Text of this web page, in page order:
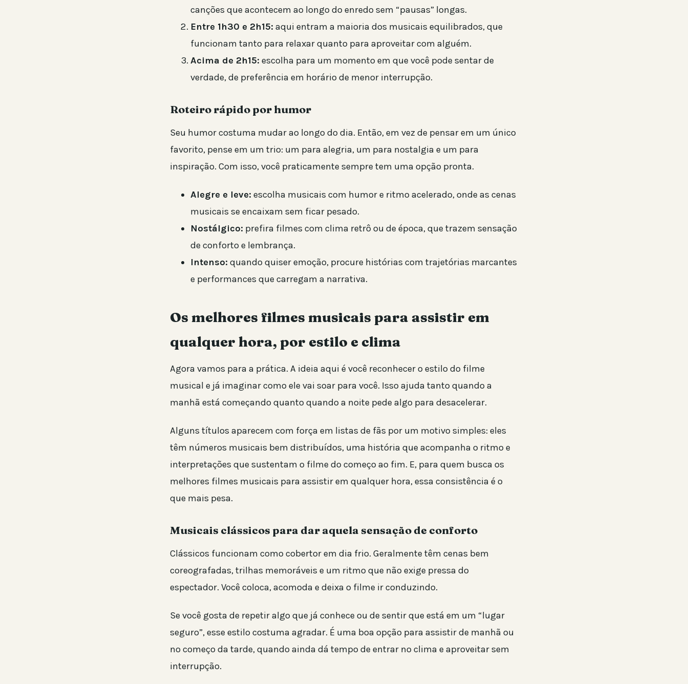
canções que acontecem ao longo do enredo sem “pausas” longas.
Entre 1h30 e 2h15: aqui entram a maioria dos musicais equilibrados, que
funcionam tanto para relaxar quanto para aproveitar com alguém.
Acima de 2h15: escolha para um momento em que você pode sentar de
verdade, de preferência em horário de menor interrupção.
Roteiro rápido por humor
Seu humor costuma mudar ao longo do dia. Então, em vez de pensar em um único
favorito, pense em um trio: um para alegria, um para nostalgia e um para
inspiração. Com isso, você praticamente sempre tem uma opção pronta.
Alegre e leve: escolha musicais com humor e ritmo acelerado, onde as cenas
musicais se encaixam sem ficar pesado.
Nostálgico: prefira filmes com clima retrô ou de época, que trazem sensação
de conforto e lembrança.
Intenso: quando quiser emoção, procure histórias com trajetórias marcantes
e performances que carregam a narrativa.
Os melhores filmes musicais para assistir em
qualquer hora, por estilo e clima
Agora vamos para a prática. A ideia aqui é você reconhecer o estilo do filme
musical e já imaginar como ele vai soar para você. Isso ajuda tanto quando a
manhã está começando quanto quando a noite pede algo para desacelerar.
Alguns títulos aparecem com força em listas de fãs por um motivo simples: eles
têm números musicais bem distribuídos, uma história que acompanha o ritmo e
interpretações que sustentam o filme do começo ao fim. E, para quem busca os
melhores filmes musicais para assistir em qualquer hora, essa consistência é o
que mais pesa.
Musicais clássicos para dar aquela sensação de conforto
Clássicos funcionam como cobertor em dia frio. Geralmente têm cenas bem
coreografadas, trilhas memoráveis e um ritmo que não exige pressa do
espectador. Você coloca, acomoda e deixa o filme ir conduzindo.
Se você gosta de repetir algo que já conhece ou de sentir que está em um “lugar
seguro”, esse estilo costuma agradar. É uma boa opção para assistir de manhã ou
no começo da tarde, quando ainda dá tempo de entrar no clima e aproveitar sem
interrupção.